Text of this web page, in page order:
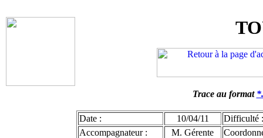
Trace au format
Date : 10/04/11
Difficulté :
Accompagnateur :
M. Gérente